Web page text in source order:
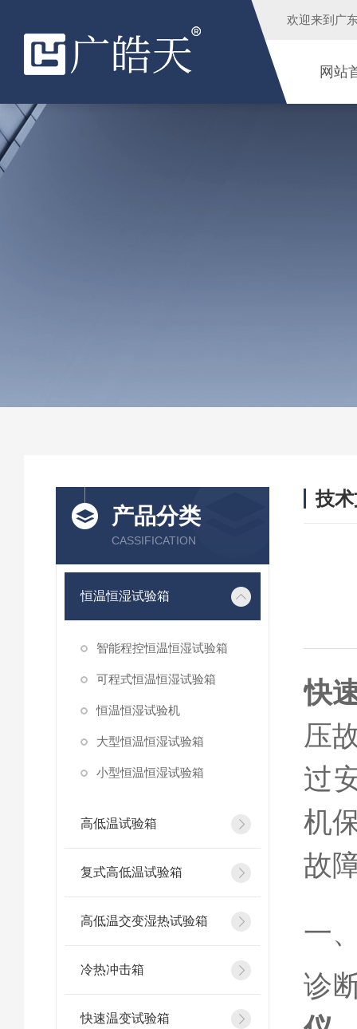
欢迎来到 广
网站
产品分类
CASSIFICATION
恒温恒湿试验箱
智能程控恒温恒湿试验箱
可程式恒温恒湿试验箱
恒温恒湿试验机
大型恒温恒湿试验箱
小型恒温恒湿试验箱
高低温试验箱
复式高低温试验箱
高低温交变湿热试验箱
冷热冲击箱
快速温变试验箱
技
快
压
过
机
故
一
诊